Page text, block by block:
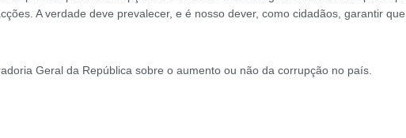
A verdade deve prevalecer, e é nosso dever, como cidadãos, garantir
Geral da República sobre o aumento ou não da corrupção no país.